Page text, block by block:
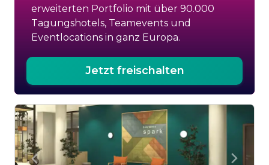
erweiterten Portfolio mit über 90.000
Tagungshotels, Teamevents und
Eventlocations in ganz Europa.
Jetzt freischalten